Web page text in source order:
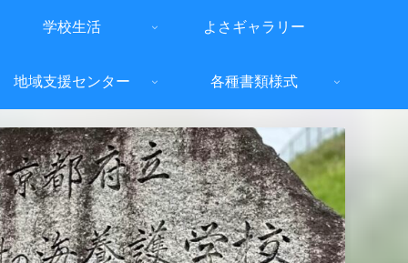
学校生活 よさギャラリー
地域支援センター 各種書類様式